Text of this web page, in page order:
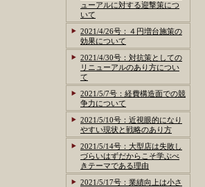
ューアルに対する迎撃策につ
いて
2021/4/26号：４円増台施策の
効果について
2021/4/30号：対抗策としての
リニューアルのあり方につい
て
2021/5/7号：経費構造面での競
争力について
2021/5/10号：近視眼的になり
やすい現状と戦略のあり方
2021/5/14号：大型店は失敗し
づらいはずだからこそ学ぶべ
きテーマである理由
2021/5/17号：業績向上は小さ